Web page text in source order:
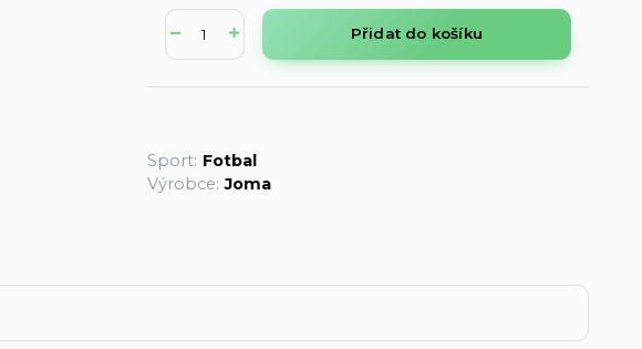
Přidat do košíku
Sport: Fotbal
Výrobce: Joma